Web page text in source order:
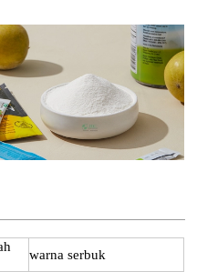
warna serbuk